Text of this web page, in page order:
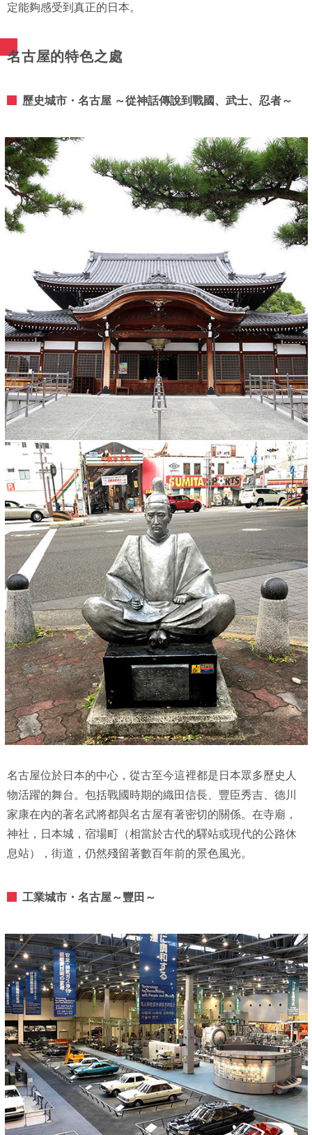
定能夠感受到真正的日本。
名古屋的特色之處
歷史城市・名古屋 ～從神話傳說到戰國、武士、忍者～
名古屋位於日本的中心，從古至今這裡都是日本眾多歷史人
物活躍的舞台。包括戰國時期的織田信長、豐臣秀吉、德川
家康在內的著名武將都與名古屋有著密切的關係。在寺廟，
神社，日本城，宿場町（相當於古代的驛站或現代的公路休
息站），街道，仍然殘留著數百年前的景色風光。
工業城市・名古屋～豐田～